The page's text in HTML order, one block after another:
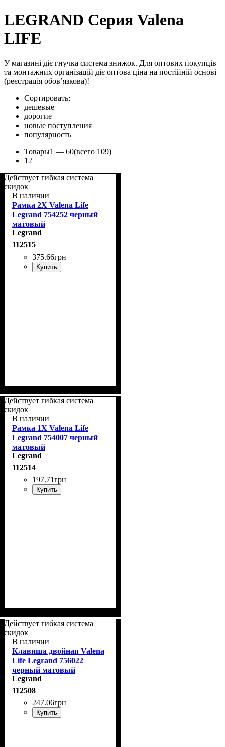
LEGRAND Серия Valena
LIFE
У магазині діє гнучка система знижок. Для оптових покупців
та монтажних організацій діє оптова ціна на постійній основі
(реєстрація обов’язкова)!
Сортировать:
дешевые
дорогие
новые поступления
популярность
Товары1 — 60(всего 109)
1 2
Действует гибкая система
скидок
В наличии
Рамка 2Х Valena Life
Legrand 754252 черный
матовый
Legrand
112515
375.66грн
Купить
Действует гибкая система
скидок
В наличии
Рамка 1Х Valena Life
Legrand 754007 черный
матовый
Legrand
112514
197.71грн
Купить
Действует гибкая система
скидок
В наличии
Клавиша двойная Valena
Life Legrand 756022
черный матовый
Legrand
112508
247.06грн
Купить